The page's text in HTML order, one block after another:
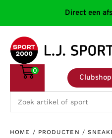
Direct een
0
HOME / PRODUCTEN /